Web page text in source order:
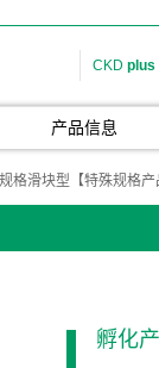
CKD plus
产品信息
格滑块型【特殊规格产
孵化